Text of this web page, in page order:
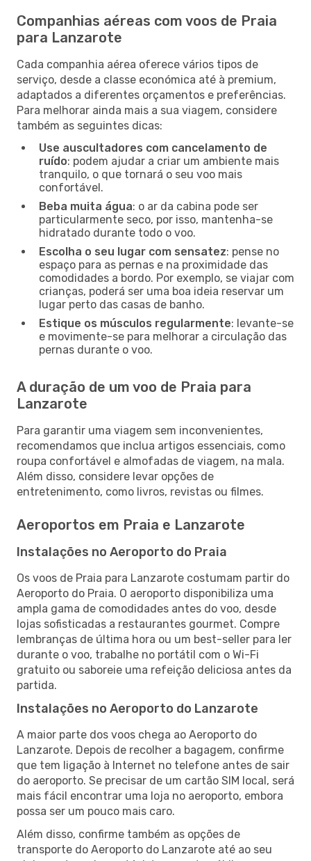
Companhias aéreas com voos de Praia
para Lanzarote
Cada companhia aérea oferece vários tipos de
serviço, desde a classe económica até à premium,
adaptados a diferentes orçamentos e preferências.
Para melhorar ainda mais a sua viagem, considere
também as seguintes dicas:
Use auscultadores com cancelamento de
ruído: podem ajudar a criar um ambiente mais
tranquilo, o que tornará o seu voo mais
confortável.
Beba muita água: o ar da cabina pode ser
particularmente seco, por isso, mantenha-se
hidratado durante todo o voo.
Escolha o seu lugar com sensatez: pense no
espaço para as pernas e na proximidade das
comodidades a bordo. Por exemplo, se viajar com
crianças, poderá ser uma boa ideia reservar um
lugar perto das casas de banho.
Estique os músculos regularmente: levante-se
e movimente-se para melhorar a circulação das
pernas durante o voo.
A duração de um voo de Praia para
Lanzarote
Para garantir uma viagem sem inconvenientes,
recomendamos que inclua artigos essenciais, como
roupa confortável e almofadas de viagem, na mala.
Além disso, considere levar opções de
entretenimento, como livros, revistas ou filmes.
Aeroportos em Praia e Lanzarote
Instalações no Aeroporto do Praia
Os voos de Praia para Lanzarote costumam partir do
Aeroporto do Praia. O aeroporto disponibiliza uma
ampla gama de comodidades antes do voo, desde
lojas sofisticadas a restaurantes gourmet. Compre
lembranças de última hora ou um best-seller para ler
durante o voo, trabalhe no portátil com o Wi-Fi
gratuito ou saboreie uma refeição deliciosa antes da
partida.
Instalações no Aeroporto do Lanzarote
A maior parte dos voos chega ao Aeroporto do
Lanzarote. Depois de recolher a bagagem, confirme
que tem ligação à Internet no telefone antes de sair
do aeroporto. Se precisar de um cartão SIM local, será
mais fácil encontrar uma loja no aeroporto, embora
possa ser um pouco mais caro.
Além disso, confirme também as opções de
transporte do Aeroporto do Lanzarote até ao seu